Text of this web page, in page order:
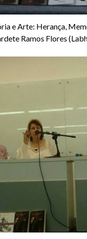
e Arte: Herança,
Ramos Flores